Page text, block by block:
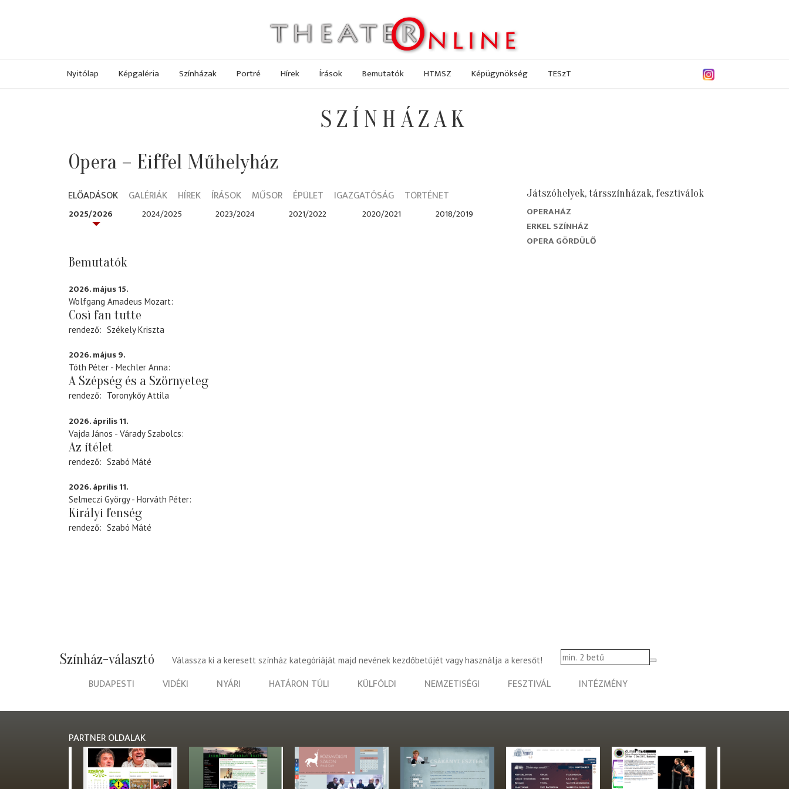
Nyitólap Képgaléria Színházak Portré Hírek Írások Bemutatók HTMSZ Képügynökség TESzT
SZÍNHÁZAK
Opera – Eiffel Műhelyház
ELŐADÁSOK GALÉRIÁK HÍREK ÍRÁSOK MŰSOR ÉPÜLET IGAZGATÓSÁG TÖRTÉNET
2025/2026 2024/2025 2023/2024 2021/2022 2020/2021 2018/2019
Bemutatók
2026. május 15.
Wolfgang Amadeus Mozart
Così fan tutte
rendező Székely Kriszta
2026. május 9.
Tóth Péter - Mechler Anna
A Szépség és a Szörnyeteg
rendező Toronykőy Attila
2026. április 11.
Vajda János - Várady Szabolcs
Az ítélet
rendező Szabó Máté
2026. április 11.
Selmeczi György - Horváth Péter
Királyi fenség
rendező Szabó Máté
Játszóhelyek, társszínházak, fesztiválok
OPERAHÁZ
ERKEL SZÍNHÁZ
OPERA GÖRDÜLŐ
Színház-választó Válassza ki a keresett színház kategóriáját majd nevének kezdőbetűjét vagy használja a keresőt!
BUDAPESTI VIDÉKI NYÁRI HATÁRON TÚLI KÜLFÖLDI NEMZETISÉGI FESZTIVÁL INTÉZMÉNY
PARTNER OLDALAK